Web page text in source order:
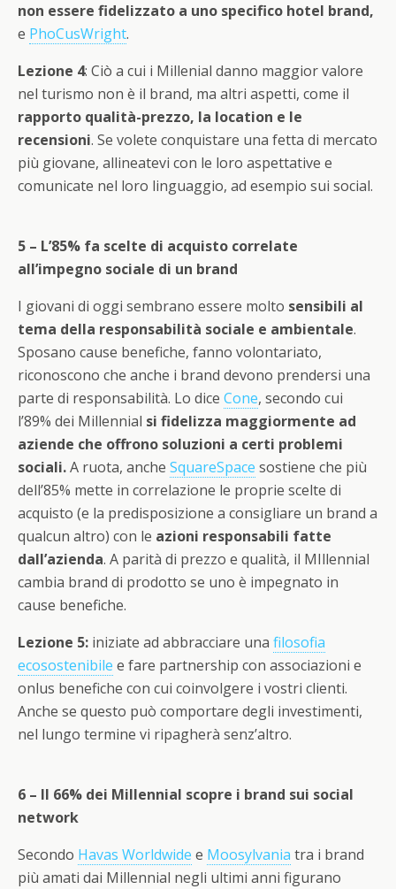
non essere fidelizzato a uno specifico hotel brand,
e PhoCusWright.
Lezione 4: Ciò a cui i Millenial danno maggior valore
nel turismo non è il brand, ma altri aspetti, come il
rapporto qualità-prezzo, la location e le
recensioni. Se volete conquistare una fetta di mercato
più giovane, allineatevi con le loro aspettative e
comunicate nel loro linguaggio, ad esempio sui social.
5 – L’85% fa scelte di acquisto correlate
all’impegno sociale di un brand
I giovani di oggi sembrano essere molto sensibili al
tema della responsabilità sociale e ambientale.
Sposano cause benefiche, fanno volontariato,
riconoscono che anche i brand devono prendersi una
parte di responsabilità. Lo dice Cone, secondo cui
l’89% dei Millennial si fidelizza maggiormente ad
aziende che offrono soluzioni a certi problemi
sociali.A ruota, anche SquareSpace sostiene che più
dell’85% mette in correlazione le proprie scelte di
acquisto (e la predisposizione a consigliare un brand a
qualcun altro) con le azioni responsabili fatte
dall’azienda. A parità di prezzo e qualità, il MIllennial
cambia brand di prodotto se uno è impegnato in
cause benefiche.
Lezione 5: iniziate ad abbracciare una filosofia
ecosostenibile e fare partnership con associazioni e
onlus benefiche con cui coinvolgere i vostri clienti.
Anche se questo può comportare degli investimenti,
nel lungo termine vi ripagherà senz’altro.
6 – Il 66% dei Millennial scopre i brand sui social
network
Secondo Havas Worldwide e Moosylvania tra i brand
più amati dai Millennial negli ultimi anni figurano